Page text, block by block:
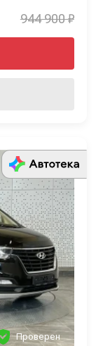
944 900 ₽
Проверен